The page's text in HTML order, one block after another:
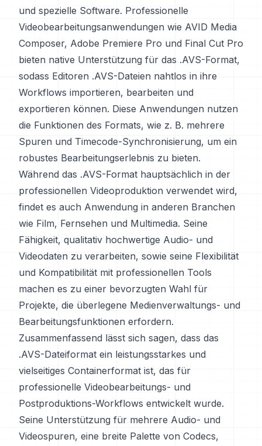
und spezielle Software. Professionelle
Videobearbeitungsanwendungen wie AVID Media
Composer, Adobe Premiere Pro und Final Cut Pro
bieten native Unterstützung für das .AVS-Format,
sodass Editoren .AVS-Dateien nahtlos in ihre
Workflows importieren, bearbeiten und
exportieren können. Diese Anwendungen nutzen
die Funktionen des Formats, wie z. B. mehrere
Spuren und Timecode-Synchronisierung, um ein
robustes Bearbeitungserlebnis zu bieten.
Während das .AVS-Format hauptsächlich in der
professionellen Videoproduktion verwendet wird,
findet es auch Anwendung in anderen Branchen
wie Film, Fernsehen und Multimedia. Seine
Fähigkeit, qualitativ hochwertige Audio- und
Videodaten zu verarbeiten, sowie seine Flexibilität
und Kompatibilität mit professionellen Tools
machen es zu einer bevorzugten Wahl für
Projekte, die überlegene Medienverwaltungs- und
Bearbeitungsfunktionen erfordern.
Zusammenfassend lässt sich sagen, dass das
.AVS-Dateiformat ein leistungsstarkes und
vielseitiges Containerformat ist, das für
professionelle Videobearbeitungs- und
Postproduktions-Workflows entwickelt wurde.
Seine Unterstützung für mehrere Audio- und
Videospuren, eine breite Palette von Codecs,